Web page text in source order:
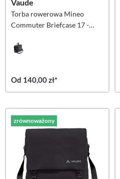
Vaude
Torba rowerowa Mineo
Commuter Briefcase 17 -
Od 140,00 zł*
zrównoważony